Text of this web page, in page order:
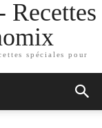
spéciales pour